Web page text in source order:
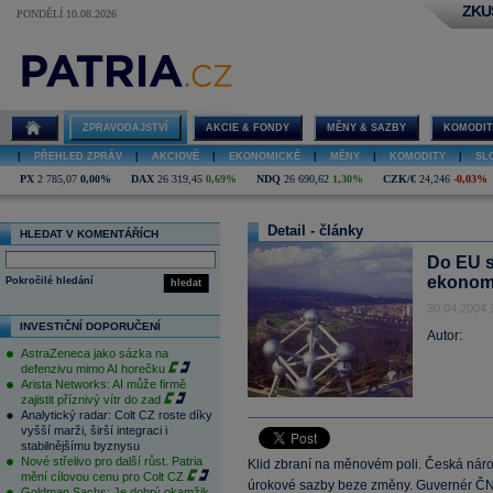
PONDĚLÍ 10.08.2026
ZPRAVODAJSTVÍ AKCIE & FONDY MĚNY & SAZBY
PŘEHLED ZPRÁV AKCIOVÉ EKONOMICKÉ MĚNY KOMODITY
PX 2 785,07 0,00% DAX 26 319,45 0,69% NDQ 26 690,62 1,30% CZK/€ 24,246 -0,03%
HLEDAT V KOMENTÁŘÍCH
hledat
Pokročilé hledání
INVESTIČNÍ DOPORUČENÍ
AstraZeneca jako sázka na
defenzivu mimo AI horečku
Arista Networks: AI může firmě
zajistit příznivý vítr do zad
Analytický radar: Colt CZ roste díky
vyšší marži, širší integraci i
stabilnějšímu byznysu
Nové střelivo pro další růst. Patria
mění cílovou cenu pro Colt CZ
Detail - články
Do EU
30.04.2004
Autor:
Klid zbraní na měnovém poli. Česká
úrokové sazby beze změny. Guvernér